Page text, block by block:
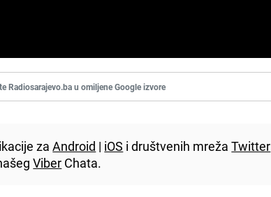
Radiosarajevo.ba u omiljene Google izvore
zaAndroid | iOS i društvenih mrežaTwitter
Viber Chata.